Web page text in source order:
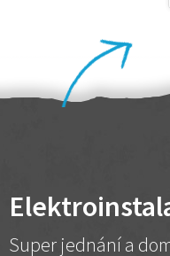
Super jednání a